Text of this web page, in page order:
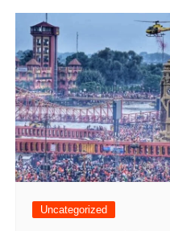
Uncategorized